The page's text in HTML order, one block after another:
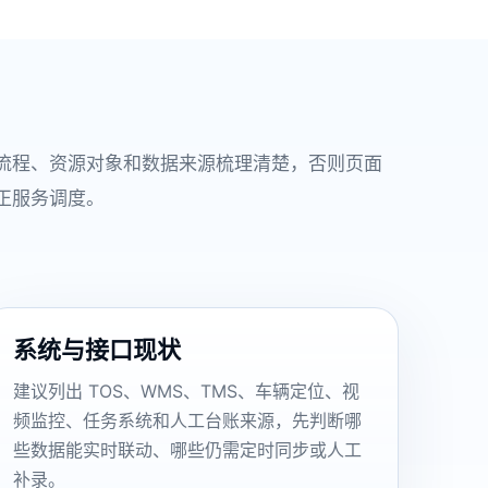
程、资源对象和数据来源梳理清楚，否则页面
务调度。
系统与接口现状
建议列出 TOS、WMS、TMS、车辆定位、视
频监控、任务系统和人工台账来源，先判断哪
些数据能实时联动、哪些仍需定时同步或人工
补录。